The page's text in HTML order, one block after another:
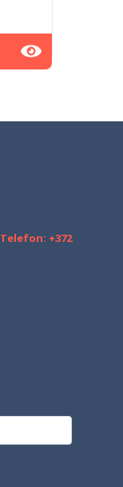
Telefon: +372